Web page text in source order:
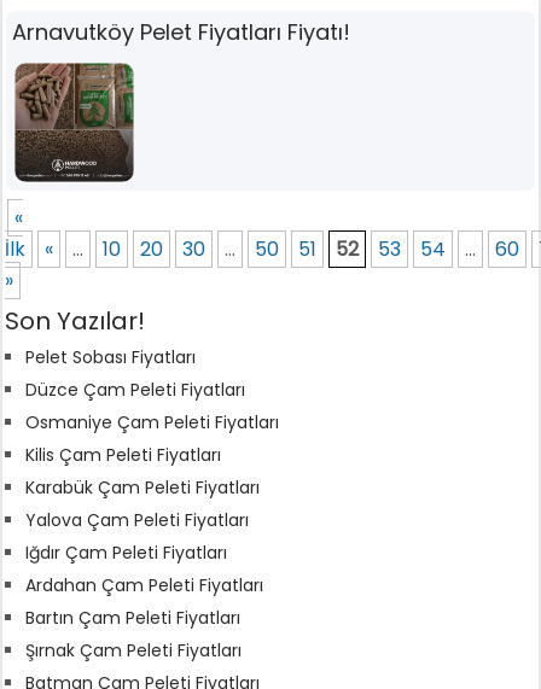
Arnavutköy Pelet Fiyatları Fiyatı!
«
İlk
« ... 10 20 30 ... 50 51 52 53 54 ... 60
»
Son Yazılar!
Pelet Sobası Fiyatları
Düzce Çam Peleti Fiyatları
Osmaniye Çam Peleti Fiyatları
Kilis Çam Peleti Fiyatları
Karabük Çam Peleti Fiyatları
Yalova Çam Peleti Fiyatları
Iğdır Çam Peleti Fiyatları
Ardahan Çam Peleti Fiyatları
Bartın Çam Peleti Fiyatları
Şırnak Çam Peleti Fiyatları
Batman Çam Peleti Fiyatları